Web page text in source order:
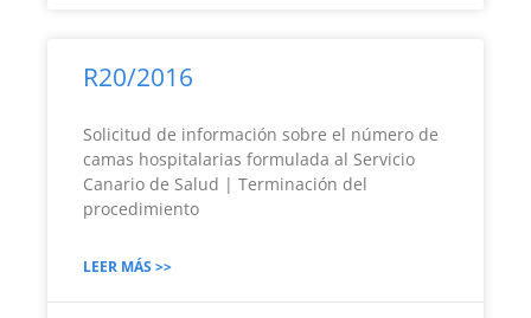
R20/2016
Solicitud de información sobre el número de
camas hospitalarias formulada al Servicio
Canario de Salud | Terminación del
procedimiento
LEER MÁS >>